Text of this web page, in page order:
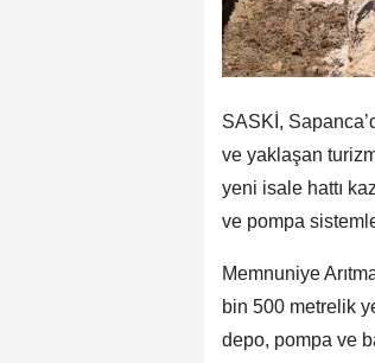
SASKİ,
ve yaklaşan
yeni isale hattı
ve pompa
Memnuniye
bin 500 metrelik
depo, pompa ve